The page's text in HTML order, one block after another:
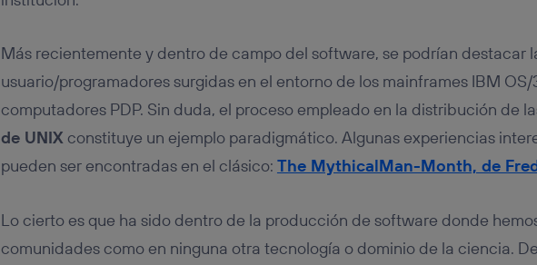
Más recientemente y dentro de campo del software, se podrían destacar
usuario/programadores surgidas en el entorno de los mainframes IBM
computadores PDP. Sin duda, el proceso empleado en la distribución de
de UNIXconstituye un ejemplo paradigmático. Algunas experiencias
pueden ser encontradas en el clásico: The MythicalMan-Month, de
Lo cierto es que ha sido dentro de la producción de software donde
comunidades como en ninguna otra tecnología o dominio de la ciencia.